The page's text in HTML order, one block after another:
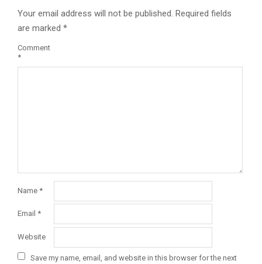
Your email address will not be published. Required fields
are marked *
Comment
*
Name *
Email *
Website
Save my name, email, and website in this browser for the next